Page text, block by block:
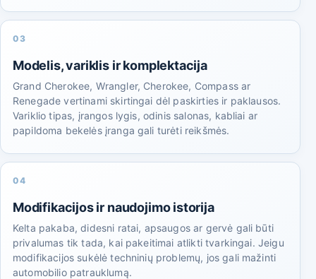
03
Modelis, variklis ir komplektacija
Grand Cherokee, Wrangler, Cherokee, Compass ar
Renegade vertinami skirtingai dėl paskirties ir paklausos.
Variklio tipas, įrangos lygis, odinis salonas, kabliai ar
papildoma bekelės įranga gali turėti reikšmės.
04
Modifikacijos ir naudojimo istorija
Kelta pakaba, didesni ratai, apsaugos ar gervė gali būti
privalumas tik tada, kai pakeitimai atlikti tvarkingai. Jeigu
modifikacijos sukėlė techninių problemų, jos gali mažinti
automobilio patrauklumą.